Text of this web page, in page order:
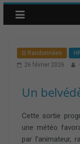
¤ Randonnées
26 février 2026
Un
Cette sortie
une météo
par l’animateur,